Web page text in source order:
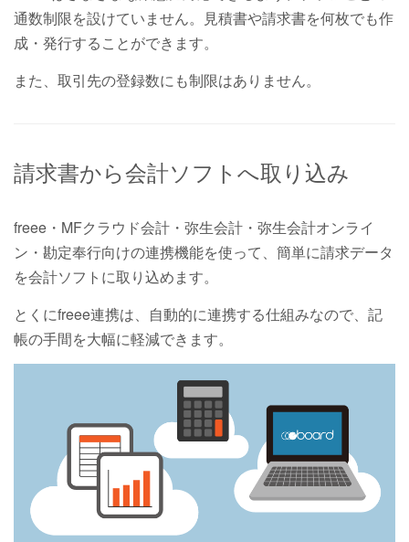
通数制限を設けていません。見積書や請求書を何枚でも作
成・発行することができます。
また、取引先の登録数にも制限はありません。
請求書から会計ソフトへ取り込み
freee・MFクラウド会計・弥生会計・弥生会計オンライ
ン・勘定奉行向けの連携機能を使って、簡単に請求データ
を会計ソフトに取り込めます。
とくにfreee連携は、自動的に連携する仕組みなので、記
帳の手間を大幅に軽減できます。